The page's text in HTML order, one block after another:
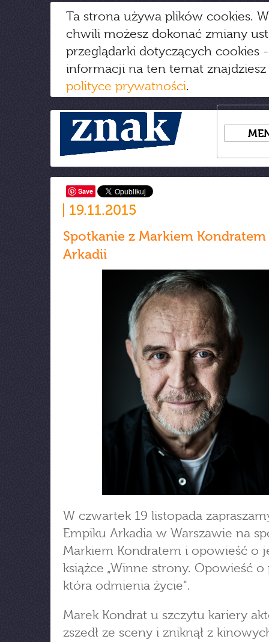
Ta strona używa plików cookies.
chwili możesz dokonać zmiany
przeglądarki dotyczących cookies
informacji na ten temat
polityce prywatności.
Save
19.11.2015
Spotkanie z Markiem
Arkadii
W czwartek 19 listopada
Empiku Arkadia w Warszawie na
Markiem Kondratem i opowieść o
książce „Winne strony. Opowieść o
która odmienia życie".
Marek Kondrat u szczytu kariery
zszedł ze sceny i zniknął z